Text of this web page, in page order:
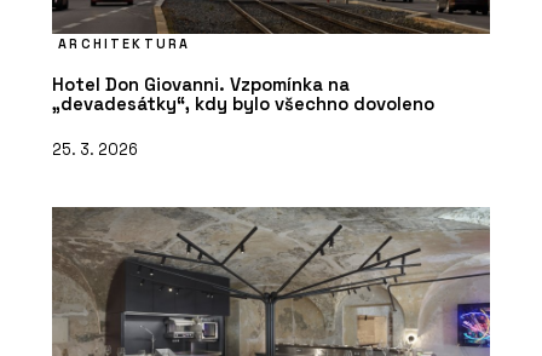
ARCHITEKTURA
Hotel Don Giovanni. Vzpomínka na
„devadesátky“, kdy bylo všechno dovoleno
25. 3. 2026